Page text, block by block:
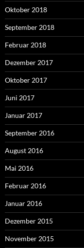
Oktober 2018
September 2018
Februar 2018
Dezember 2017
Oktober 2017
Juni 2017
Januar 2017
September 2016
August 2016
Mai 2016
Februar 2016
Januar 2016
Dezember 2015
November 2015